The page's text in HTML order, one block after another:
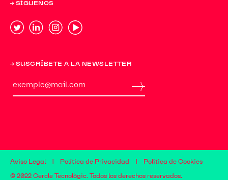
→ SÍGUENOS
→ SUSCRÍBETE A LA NEWSLETTER
Aviso Legal Política de Privacidad Política de Cookies
© 2022 Cercle Tecnològic. Todos los derechos reservados.